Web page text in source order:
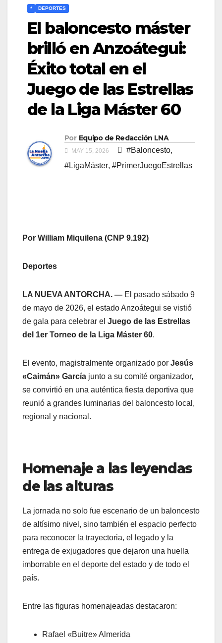
* DEPORTES
El baloncesto máster
brilló en Anzoátegui:
Éxito total en el
Juego de las Estrellas
de la Liga Máster 60
Por Equipo de Redacción LNA
MAY 15, 2026 #Baloncesto,
#LigaMáster, #PrimerJuegoEstrellas
Por William Miquilena (CNP 9.192)
Deportes
LA NUEVA ANTORCHA. — El pasado sábado 9
de mayo de 2026, el estado Anzoátegui se vistió
de gala para celebrar el Juego de las Estrellas
del 1er Torneo de la Liga Máster 60.
El evento, magistralmente organizado por Jesús
«Caimán» García junto a su comité organizador,
se convirtió en una auténtica fiesta deportiva que
reunió a grandes luminarias del baloncesto local,
regional y nacional.
Homenaje a las leyendas
de las alturas
​La jornada no solo fue escenario de un baloncesto
de altísimo nivel, sino también el espacio perfecto
para reconocer la trayectoria, el legado y la
entrega de exjugadores que dejaron una huella
imborrable en el deporte del estado y de todo el
país.
​Entre las figuras homenajeadas destacaron:
​Rafael «Buitre» Almerida